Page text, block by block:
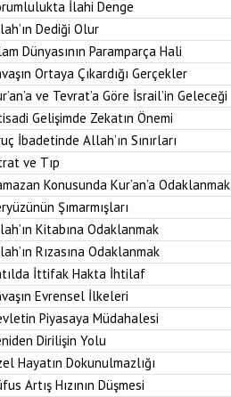
İlahi Denge
Dediği Olur
Dünyasının Paramparça Hali
Ortaya Çıkardığı Gerçekler
ve Tevrat’a Göre İsrail’in Geleceği
Gelişimde Zekatın Önemi
İbadetinde Allah’ın Sınırları
ve Tıp
Konusunda Kur’an’a Odaklanmak
Şımarmışları
Kitabına Odaklanmak
Rızasına Odaklanmak
İttifak Hakta İhtilaf
Evrensel İlkeleri
Piyasaya Müdahalesi
Dirilişin Yolu
Hayatın Dokunulmazlığı
Artış Hızının Düşmesi